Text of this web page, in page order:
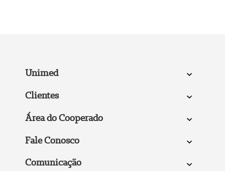
Unimed
Clientes
Área do Cooperado
Fale Conosco
Comunicação